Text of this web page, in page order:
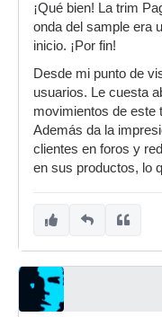
¡Qué bien! La trim
onda del sample era
inicio. ¡Por fin!
Desde mi punto de
usuarios. Le cuesta
movimientos de este
Además da la
clientes en foros y
en sus productos, lo